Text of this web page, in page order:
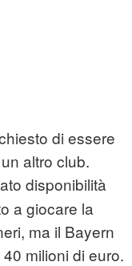
di essere
altro club.
disponibilità
a giocare la
ma il Bayern
milioni di euro.